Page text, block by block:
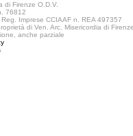
di Firenze O.D.V.
76812
Imprese CCIAAF n. REA 497357
di Ven. Arc. Misericordia di
anche parziale